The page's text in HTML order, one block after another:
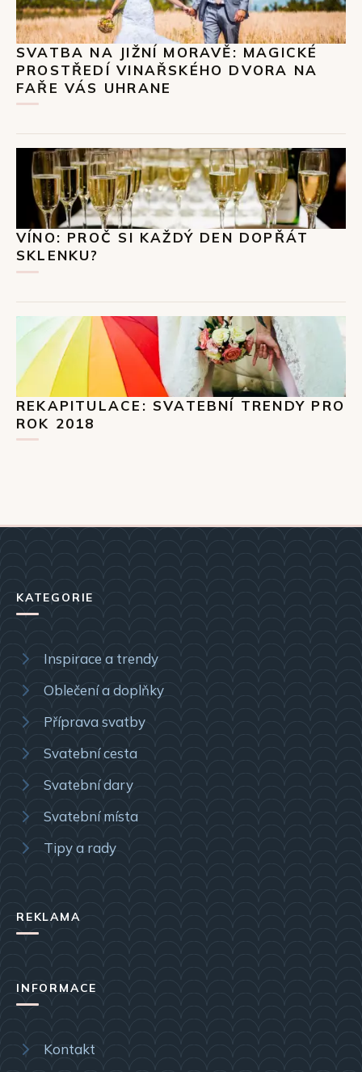
SVATBA NA JIŽNÍ MORAVĚ: MAGICKÉ
PROSTŘEDÍ VINAŘSKÉHO DVORA NA
FAŘE VÁS UHRANE
VÍNO: PROČ SI KAŽDÝ DEN DOPŘÁT
SKLENKU?
REKAPITULACE: SVATEBNÍ TRENDY PRO
ROK 2018
KATEGORIE
Inspirace a trendy
Oblečení a doplňky
Příprava svatby
Svatební cesta
Svatební dary
Svatební místa
Tipy a rady
REKLAMA
INFORMACE
Kontakt